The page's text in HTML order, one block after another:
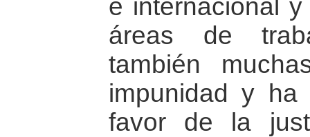
e internacional
áreas de
también
impunidad y ha
favor de la